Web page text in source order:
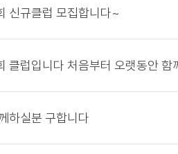
신규클럽 모집합니다~
클럽입니다 처음부터 오랫동안
하실분 구합니다